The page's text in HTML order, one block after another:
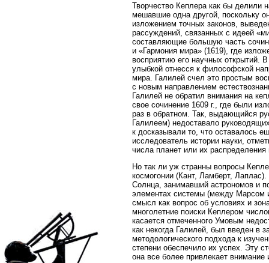
Творчество Кеплера как бы делили
мешавшие одна другой, поскольку
изложением точных законов,
рассуждений, связанных с идеей
составляющие большую часть
и «Гармония мира» (1619), где
восприятию его научных открытий.
улыбкой отнесся к философской
мира. Галилей счел это простым
с новым направлением
Галилей не обратил внимания на
свое сочинение 1609 г., где были
раз в обратном. Так, выдающийся
Галилеем) недоставало
к досказывали то, что оставалось
исследователь истории науки,
числа планет или их
Но так ли уж странны вопросы
космогонии (Кант, Ламберт,
Солнца, занимавший астрономов и
элементах системы (между Марсом
смысл как вопрос об условиях и
многолетние поиски Кеплером
касается отмеченного Умовым
как некогда Галилей, был введен в
методологического подхода к
степени обеспечило их успех. Эту
она все более привлекает внимание